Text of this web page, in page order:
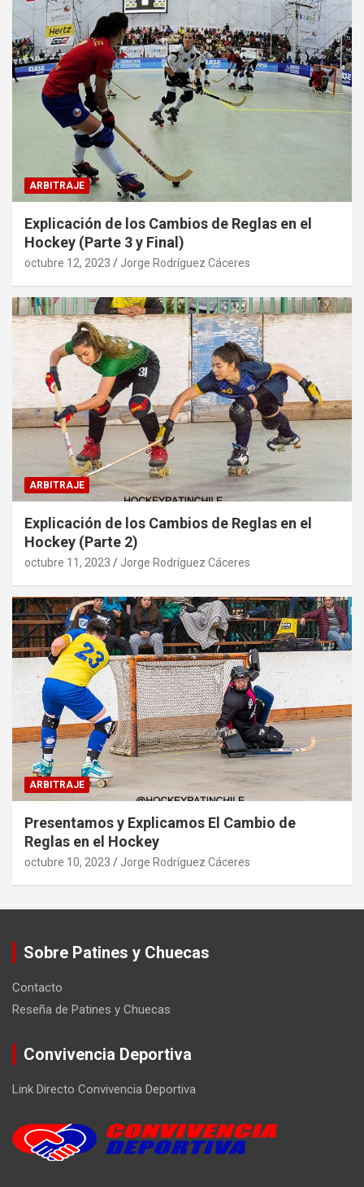
ARBITRAJE
Explicación de los Cambios de Reglas en el
Hockey (Parte 3 y Final)
octubre 12, 2023 Jorge Rodríguez Cáceres
ARBITRAJE
Explicación de los Cambios de Reglas en el
Hockey (Parte 2)
octubre 11, 2023 Jorge Rodríguez Cáceres
ARBITRAJE
Presentamos y Explicamos El Cambio de
Reglas en el Hockey
octubre 10, 2023 Jorge Rodríguez Cáceres
Sobre Patines y Chuecas
Contacto
Reseña de Patines y Chuecas
Convivencia Deportiva
Link Directo Convivencia Deportiva